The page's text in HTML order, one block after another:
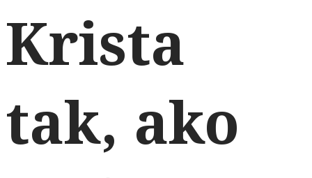
Krista
tak, ako